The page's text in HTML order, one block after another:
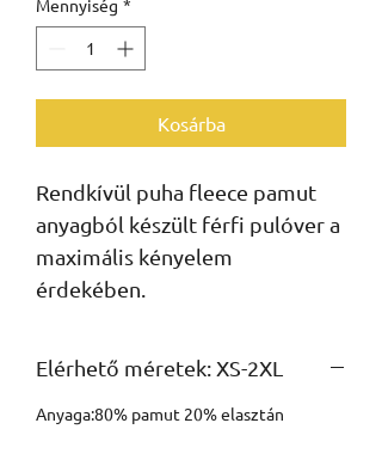
Mennyiség *
Kosárba
Rendkívül puha fleece pamut
anyagból készült férfi pulóver a
maximális kényelem
érdekében.
Elérhető méretek: XS-2XL
Anyaga:80% pamut 20% elasztán